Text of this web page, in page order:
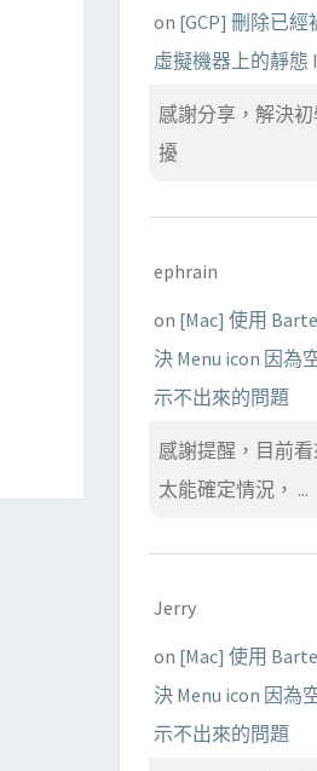
on [GCP] 刪除已經
虛擬機器上的靜態
感謝分享，解決
擾
ephrain
on [Mac] 使用
決 Menu icon 因為
示不出來的問題
感謝提醒，目前
太能確定情況， ...
Jerry
on [Mac] 使用
決 Menu icon 因為
示不出來的問題